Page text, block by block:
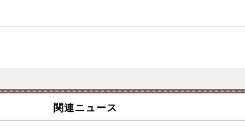
関連ニュース